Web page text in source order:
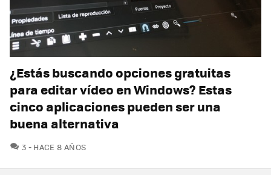
¿Estás buscando opciones gratuitas
para editar vídeo en Windows? Estas
cinco aplicaciones pueden ser una
buena alternativa
3 COMENTARIOS
HACE 8 AÑOS